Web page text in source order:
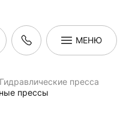
МЕНЮ
Гидравлические пресса
прессы